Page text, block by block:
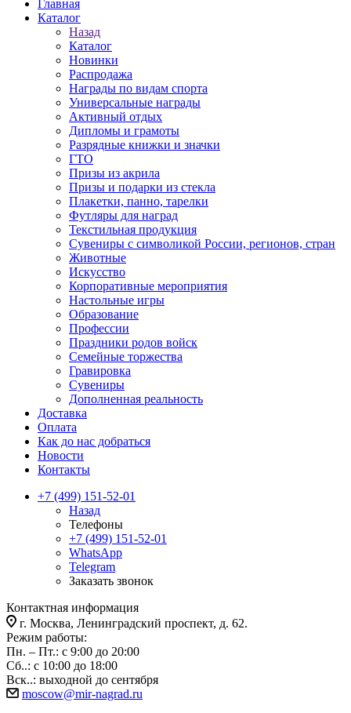
Главная
Каталог
Назад
Каталог
Новинки
Распродажа
Награды по видам спорта
Универсальные награды
Активный отдых
Дипломы и грамоты
Разрядные книжки и значки
ГТО
Призы из акрила
Призы и подарки из стекла
Плакетки, панно, тарелки
Футляры для наград
Текстильная продукция
Сувениры с символикой России, регионов, стран
Животные
Искусство
Корпоративные мероприятия
Настольные игры
Образование
Профессии
Праздники родов войск
Семейные торжества
Гравировка
Сувениры
Дополненная реальность
Доставка
Оплата
Как до нас добраться
Новости
Контакты
+7 (499) 151-52-01
Назад
Телефоны
+7 (499) 151-52-01
WhatsApp
Telegram
Заказать звонок
Контактная информация
г. Москва, Ленинградский проспект, д. 62.
Режим работы:
Пн. – Пт.: с 9:00 до 20:00
Сб..: с 10:00 до 18:00
Вск..: выходной до сентября
moscow@mir-nagrad.ru